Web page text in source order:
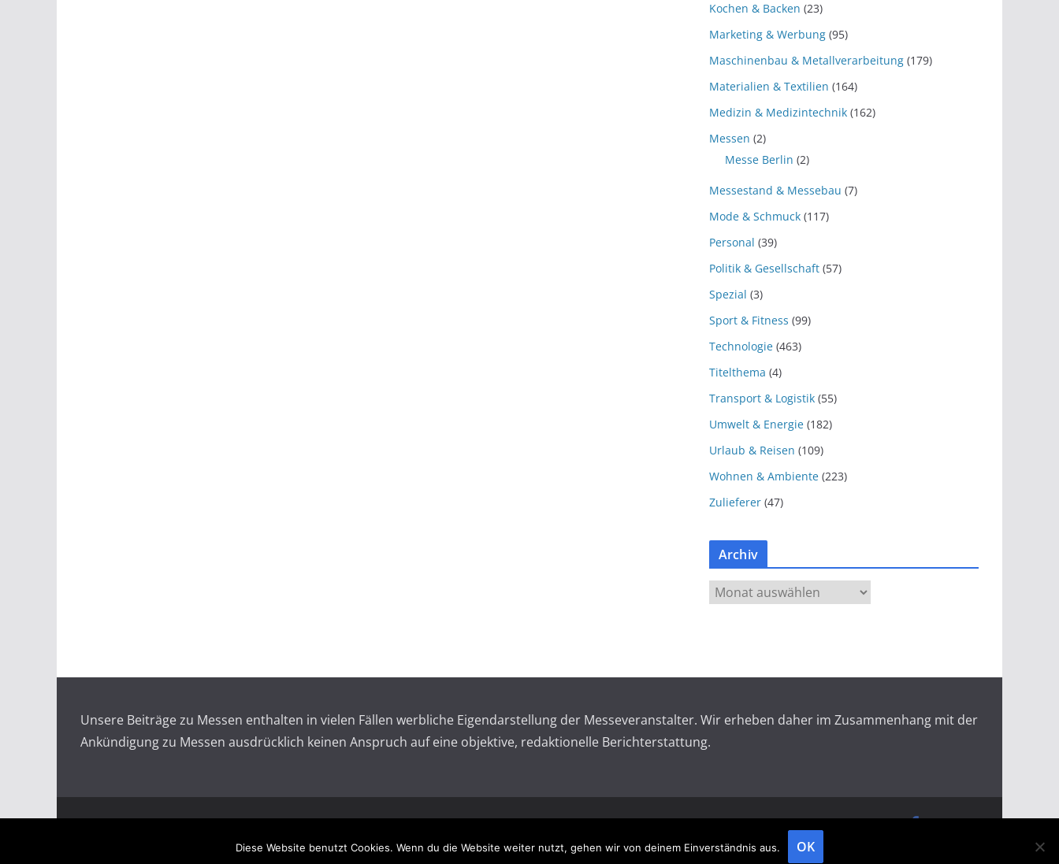
Kochen & Backen (23)
Marketing & Werbung (95)
Maschinenbau & Metallverarbeitung (179)
Materialien & Textilien (164)
Medizin & Medizintechnik (162)
Messen (2)
Messe Berlin (2)
Messestand & Messebau (7)
Mode & Schmuck (117)
Personal (39)
Politik & Gesellschaft (57)
Spezial (3)
Sport & Fitness (99)
Technologie (463)
Titelthema (4)
Transport & Logistik (55)
Umwelt & Energie (182)
Urlaub & Reisen (109)
Wohnen & Ambiente (223)
Zulieferer (47)
Archiv
r
Unsere Beiträge zu Messen enthalten in vielen Fällen werbliche Eigendarstellung der Messeveranstalter. Wir erheben daher im Zusammenhang mit der
Ankündigung zu Messen ausdrücklich keinen Anspruch auf eine objektive, redaktionelle Berichterstattung.
Datenschutz
Diese Website benutzt Cookies. Wenn du die Website weiter nutzt, gehen wir von deinem Einverständnis aus. OK